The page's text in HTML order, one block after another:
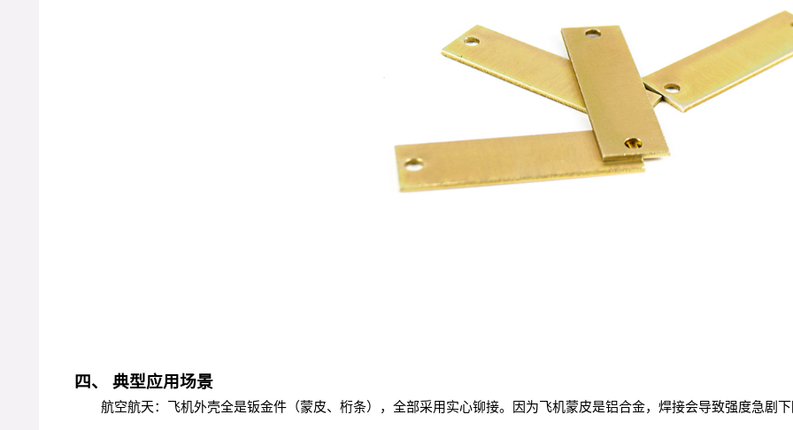
四、 典型应用场景
航空航天：飞机外壳全是钣金件（蒙皮、桁条），全部采用实心铆接。因为飞机蒙皮是铝合金，焊接会导致强度急剧